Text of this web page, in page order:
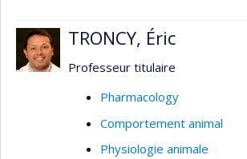
TRONCY, Éric
Professeur titulaire
Pharmacology
Comportement animal
Physiologie animale